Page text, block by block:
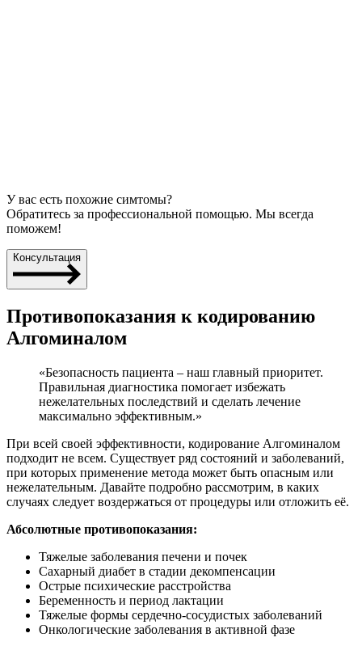
У вас есть похожие симтомы?
Обратитесь за профессиональной помощью. Мы всегда
поможем!
Консультация
Противопоказания к кодированию
Алгоминалом
«Безопасность пациента – наш главный приоритет.
Правильная диагностика помогает избежать
нежелательных последствий и сделать лечение
максимально эффективным.»
При всей своей эффективности, кодирование Алгоминалом
подходит не всем. Существует ряд состояний и заболеваний,
при которых применение метода может быть опасным или
нежелательным. Давайте подробно рассмотрим, в каких
случаях следует воздержаться от процедуры или отложить её.
Абсолютные противопоказания:
Тяжелые заболевания печени и почек
Сахарный диабет в стадии декомпенсации
Острые психические расстройства
Беременность и период лактации
Тяжелые формы сердечно-сосудистых заболеваний
Онкологические заболевания в активной фазе